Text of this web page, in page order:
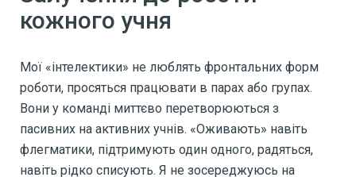
кожного учня
Мої «інтелектики» не люблять фронтальних форм
роботи, просяться працювати в парах або групах.
Вони у команді миттєво перетворюються з
пасивних на активних учнів. «Оживають» навіть
флегматики, підтримують один одного, радяться,
навіть рідко списують. Я не зосереджуюсь на